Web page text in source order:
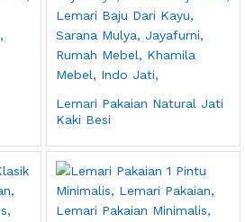
Lemari Pakaian Natural Jati
Kaki Besi